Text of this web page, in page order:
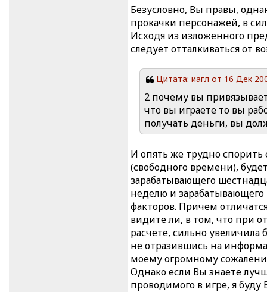
Безусловно, Вы правы,
прокачки персонажей, в
Исходя из изложенного
следует отталкиваться от
Цитата: иагл от 16 Дек
2 почему вы
что вы играете то вы
получать деньги, вы
И опять же трудно
(свободного времени),
зарабатывающего
неделю и
факторов. Причем
видите ли, в том, что при
расчете, сильно
не отразившись на
моему огромному
Однако если Вы знаете
проводимого в игре, я буду